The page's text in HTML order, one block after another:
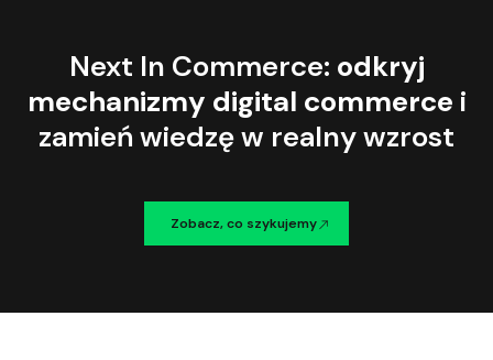
Next In Commerce: odkryj
mechanizmy digital commerce i
zamień wiedzę w realny wzrost
Zobacz, co szykujemy